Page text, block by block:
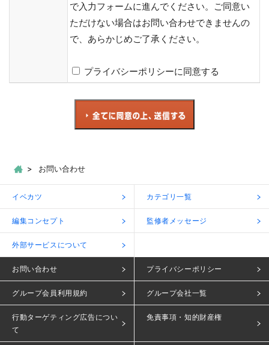
で入力フォームに進んでください。ご同意い
ただけない場合はお問い合わせできませんの
で、あらかじめご了承ください。
プライバシーポリシーに同意する
お問い合わせ
イベカツ カテゴリ一覧
編集コンセプト 監修者メッセージ
外部サービスについて
お問い合わせ プライバシーポリシー
グループ会員利用規約 グループ会社一覧
行動ターゲティング広告につい
て
免責事項・知的財産権